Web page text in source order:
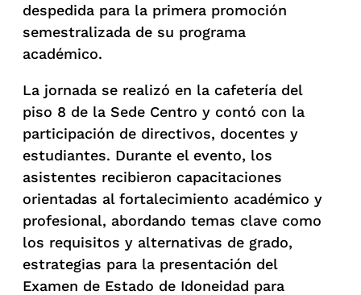
despedida para la primera promoción
semestralizada de su programa
académico.
La jornada se realizó en la cafetería del
piso 8 de la Sede Centro y contó con la
participación de directivos, docentes y
estudiantes. Durante el evento, los
asistentes recibieron capacitaciones
orientadas al fortalecimiento académico y
profesional, abordando temas clave como
los requisitos y alternativas de grado,
estrategias para la presentación del
Examen de Estado de Idoneidad para